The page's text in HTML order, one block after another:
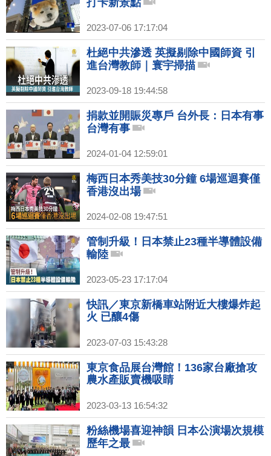
打卡新景點
2023-07-06 17:17:04
杜絕中共滲透 英擬剔除中國師資 引
進台灣教師｜寰宇掃描
2023-09-18 19:44:58
捐款並開賑災專戶 台外長：日本有事
台灣有事
2024-01-04 12:59:01
梅西日本秀美技30分鐘 6場巡迴賽僅
香港沒出場
2024-02-08 19:47:51
管制升級！日本禁止23種半導體設備
輸陸
2023-05-23 17:17:04
快訊／東京新橋車站附近大樓爆炸起
火 已釀4傷
2023-07-03 15:43:28
東京食品展台灣館！136家台廠搶攻
農水產販賣機吸睛
2023-03-13 16:54:32
粉絲機場喜迎神韻 日本公演場次規模
歷年之最